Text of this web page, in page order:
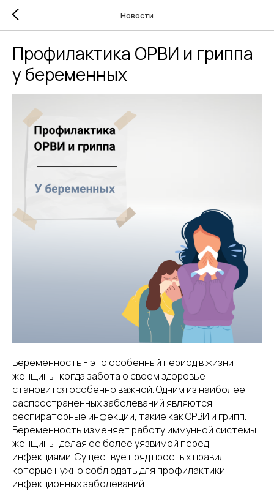
Новости
Профилактика ОРВИ и гриппа
у беременных
Беременность - это особенный период в жизни
женщины, когда забота о своем здоровье
становится особенно важной. Одним из наиболее
распространенных заболеваний являются
респираторные инфекции, такие как ОРВИ и грипп.
Беременность изменяет работу иммунной системы
женщины, делая ее более уязвимой перед
инфекциями. Существует ряд простых правил,
которые нужно соблюдать для профилактики
инфекционных заболеваний: